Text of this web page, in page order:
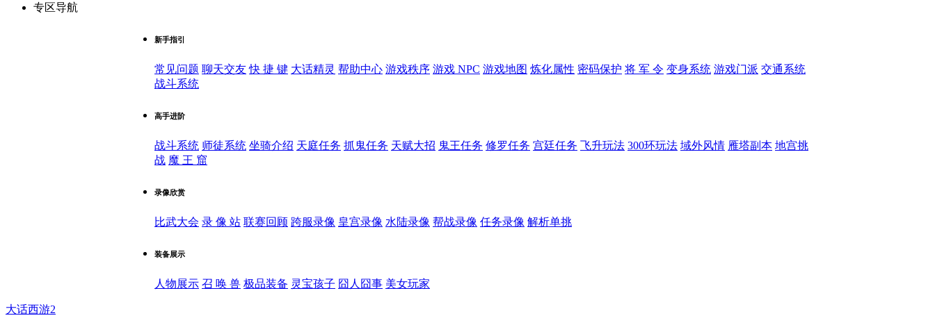
专区导航
新手指引
常见问题 聊天交友 快 捷 键 大话精灵 帮助中心 游戏秩序 游戏 NPC 游戏地图 炼化属性 密码保护 将 军 令 变身系统 游戏门派 交通系统
战斗系统
高手进阶
战斗系统 师徒系统 坐骑介绍 天庭任务 抓鬼任务 天赋大招 鬼王任务 修罗任务 宫廷任务 飞升玩法 300环玩法 域外风情 雁塔副本 地宫挑
战 魔 王 窟
录像欣赏
比武大会 录 像 站 联赛回顾 跨服录像 皇宫录像 水陆录像 帮战录像 任务录像 解析单挑
装备展示
人物展示 召 唤 兽 极品装备 灵宝孩子 囧人囧事 美女玩家
大话西游2